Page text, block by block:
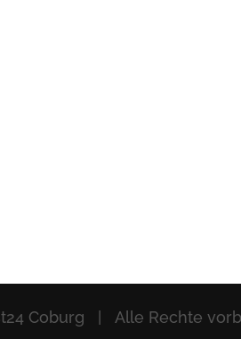
Coburg | Alle Rechte